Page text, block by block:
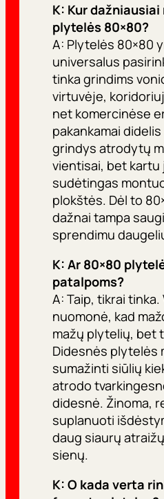
K: Kur
plytelės 80×80?
A: Plytelės 80×80
universalus
tinka grindims
virtuvėje,
net komercinėse
pakankamai
grindys atrodytų
vientisai, bet kartu
sudėtingas
plokštės. Dėl to
dažnai tampa
sprendimu
K: Ar 80×80
patalpoms?
A: Taip, tikrai
nuomonė, kad
mažų plytelių, bet
Didesnės plytelės
sumažinti siūlių
atrodo
didesnė. Žinoma,
suplanuoti
daug siaurų
sienų.
K: O kada verta